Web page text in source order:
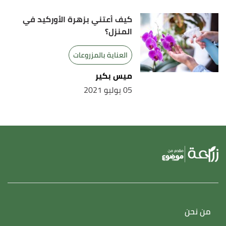
Edited.
كيف أعتني بزهرة الأوركيد في
المنزل؟
العناية بالمزروعات
ميس بكير
05 يوليو 2021
من نحن